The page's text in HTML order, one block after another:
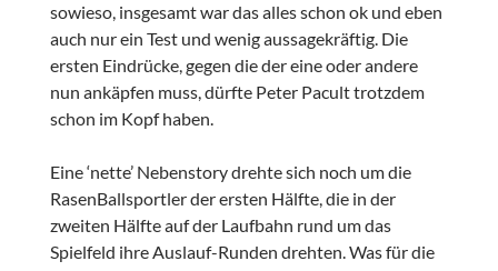
sowieso, insgesamt war das alles schon ok und eben
auch nur ein Test und wenig aussagekräftig. Die
ersten Eindrücke, gegen die der eine oder andere
nun ankäpfen muss, dürfte Peter Pacult trotzdem
schon im Kopf haben.
Eine ‘nette’ Nebenstory drehte sich noch um die
RasenBallsportler der ersten Hälfte, die in der
zweiten Hälfte auf der Laufbahn rund um das
Spielfeld ihre Auslauf-Runden drehten. Was für die